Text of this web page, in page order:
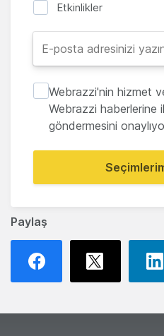
Paylaş
Etkinlikler
Webrazzi'nin hizmet
Webrazzi haberlerine
göndermesini